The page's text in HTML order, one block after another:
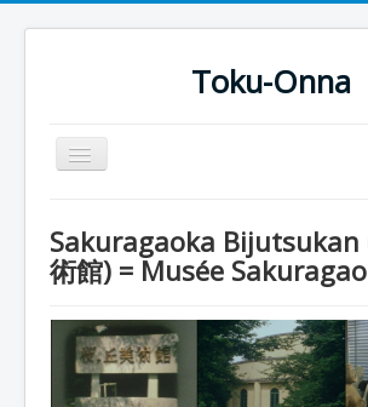
Toku-Onna
Basculer
la
Toku-Actrices
Séries
Films
Sakuragaoka Bijutsukan
術館) = Musée